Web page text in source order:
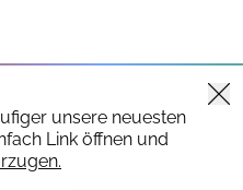
unsere neuesten
Link öffnen und